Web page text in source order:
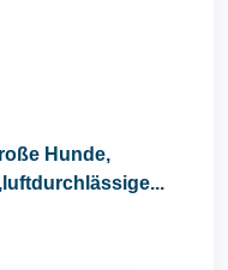
Hunde,